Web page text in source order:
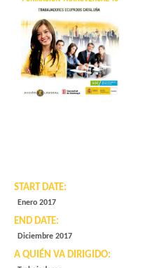
START DATE:
Enero 2017
END DATE:
Diciembre 2017
A QUIÉN VA DIRIGIDO: